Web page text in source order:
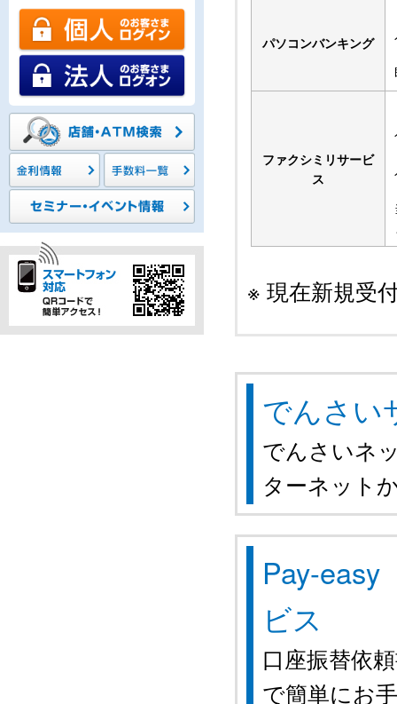
パソコンバンキング
ファクシミリサービ
ス
※ 現在新規受
でんさい
でんさいネ
ターネット
Pay-easy
ビス
口座振替依
で簡単にお